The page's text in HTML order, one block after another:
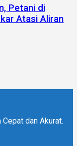
Petani di
Atasi Aliran
dan Akurat.